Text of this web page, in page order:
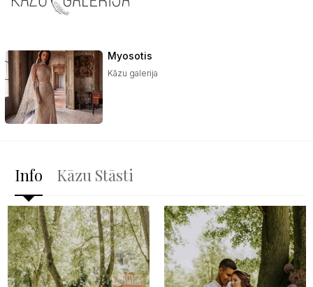
Myosotis
Kāzu galerija
Info Kāzu Stāsti